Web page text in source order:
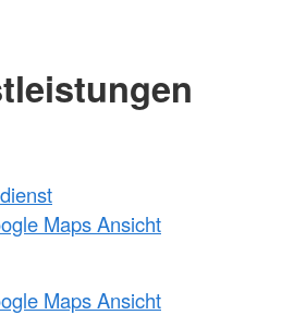
Maps Ansicht
Maps Ansicht